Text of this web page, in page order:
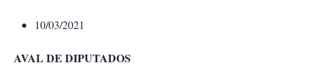
10/03/2021
AVAL DE DIPUTADOS